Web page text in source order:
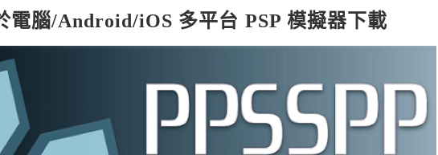
電腦/Android/iOS 多平台 PSP 模擬器下載